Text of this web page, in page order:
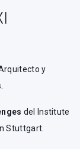
y
del Institute
Stuttgart.